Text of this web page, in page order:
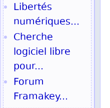
Libertés
numériques...
Cherche
logiciel libre
pour...
Forum
Framakey...